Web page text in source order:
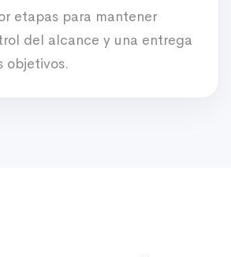
etapas para mantener
del alcance y una entrega
objetivos.